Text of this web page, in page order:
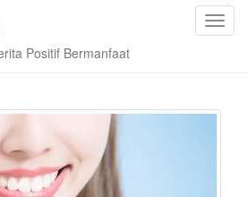
T
l
Positif Bermanfaat